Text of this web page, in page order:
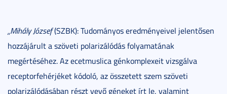
„Mihály József(SZBK): Tudományos eredményeivel jelentősen
hozzájárult a szöveti polarizálódás folyamatának
megértéséhez. Az ecetmuslica génkomplexeit vizsgálva
receptorfehérjéket kódoló, az összetett szem szöveti
polarizálódásában részt vevő géneket írt le, valamint